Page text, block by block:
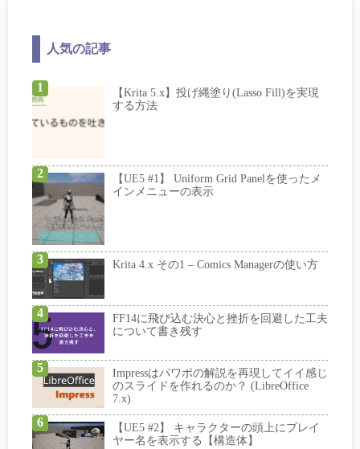
人気の記事
【Krita 5.x】投げ縄塗り(Lasso Fill)を実現
する方法
【UE5 #1】 Uniform Grid Panelを使ったメ
インメニューの表示
Krita 4.x その1 – Comics Managerの使い方
FF14に飛び込む決心と挫折を回避した工夫
について書き残す
Impressはパワポの解説を再現してイイ感じ
のスライドを作れるのか？ (LibreOffice
7.x)
【UE5 #2】 キャラクターの頭上にプレイ
ヤー名を表示する【構造体】